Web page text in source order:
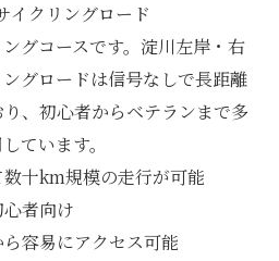
クリングロード
グコースです。淀川左岸・右
グロードは信号なしで長距離
、初心者からベテランまで多
ています。
十km規模の走行が可能
者向け
容易にアクセス可能